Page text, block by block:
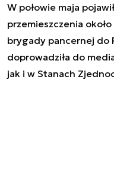
W połowie maja
przemieszczenia
brygady pancernej do
doprowadziła do
jak i w Stanach